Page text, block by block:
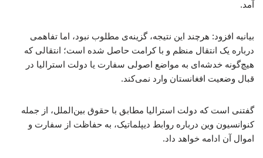
آمد.
بیانیه افزود: هرچند این نتیجه، گزینه‌ی مطلوب نبود، اما تفاهمی
درباره یک انتقال منظم و با کرامت حاصل شده است؛ انتقالی که
هیچ‌گونه خدشه‌ای به مواضع اصولی سفارت یا دولت استرالیا در
قبال وضعیت افغانستان وارد نمی‌کند.
گفتنی است که دولت استرالیا مطابق با حقوق بین‌الملل، از جمله
کنوانسیون وین درباره روابط دیپلماتیک، به حفاظت از سفارت و
اموال آن ادامه خواهد داد.